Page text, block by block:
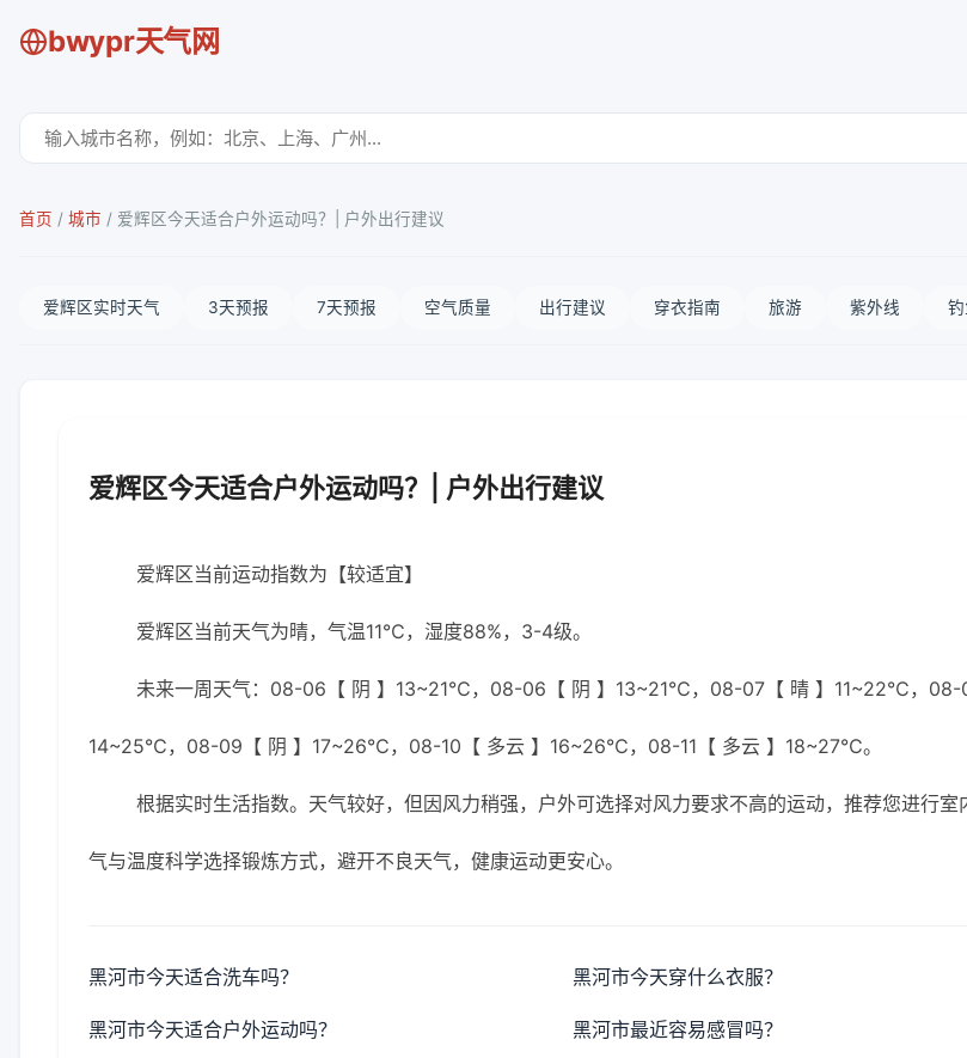
bwypr天气网
首页 / 城市 / 爱辉区今天适合户外运动吗？| 户外出行建议
爱辉区实时天气 3天预报 7天预报 空气质量 出行建议 穿衣指南 旅游 紫外线 钓
爱辉区今天适合户外运动吗？| 户外出行建议
爱辉区当前运动指数为【较适宜】
爱辉区当前天气为晴，气温11℃，湿度88%，3-4级。
未来一周天气：08-06【 阴 】13~21℃，08-06【 阴 】13~21℃，08-07【 晴 】11~22℃，08-
14~25℃，08-09【 阴 】17~26℃，08-10【 多云 】16~26℃，08-11【 多云 】18~27℃。
根据实时生活指数。天气较好，但因风力稍强，户外可选择对风力要求不高的运动，推荐您进行室
气与温度科学选择锻炼方式，避开不良天气，健康运动更安心。
黑河市今天适合洗车吗？ 黑河市今天穿什么衣服？
黑河市今天适合户外运动吗？ 黑河市最近容易感冒吗？